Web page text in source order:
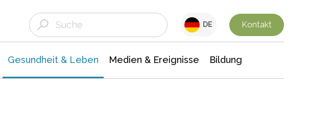
DE Kontakt
Gesundheit & Leben Medien & Ereignisse Bildung